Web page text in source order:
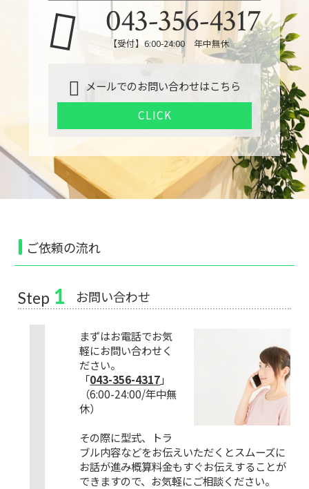
043-356-4317
【受付】6:00-24:00 年中無休
メールでのお問い合わせはこちら
CLICK
ご依頼の流れ
Step 1 お問い合わせ
まずはお電話でお気
軽にお問い合わせく
ださい。
「043-356-4317」
（6:00-24:00/年中無
休）
その際に型式、トラ
ブル内容などをお伝えいただくとスムーズに
お話が進み概算料金もすぐお伝えすることが
できますので、お気軽にご相談ください。